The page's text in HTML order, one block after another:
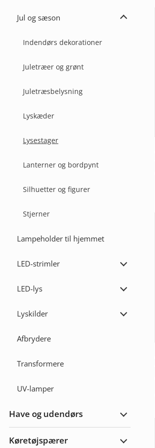
Jul og sæson
Udvid
Indendørs dekorationer
Juletræer og grønt
Juletræsbelysning
Lyskæder
Lysestager
Lanterner og bordpynt
Silhuetter og figurer
Stjerner
Lampeholder til hjemmet
LED-strimler
Udvid
LED-lys
Udvid
Lyskilder
Udvid
Afbrydere
Transformere
UV-lamper
Have og udendørs
Udvid
Udendørs
Køretøjspærer
Udvid